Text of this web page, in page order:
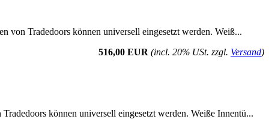
von Tradedoors können universell eingesetzt werden. Weiß...
516,00 EUR (incl. 20% USt. zzgl. Versand)
können universell eingesetzt werden. Weiße Innentü...